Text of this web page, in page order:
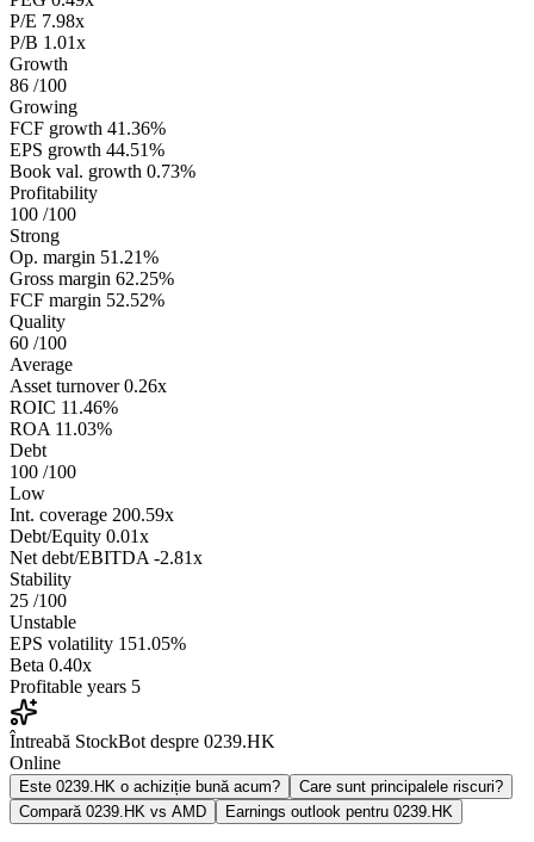
P/E 7.98x
P/B 1.01x
Growth
86 /100
Growing
FCF growth 41.36%
EPS growth 44.51%
Book val. growth 0.73%
Profitability
100 /100
Strong
Op. margin 51.21%
Gross margin 62.25%
FCF margin 52.52%
Quality
60 /100
Average
Asset turnover 0.26x
ROIC 11.46%
ROA 11.03%
Debt
100 /100
Low
Int. coverage 200.59x
Debt/Equity 0.01x
Net debt/EBITDA -2.81x
Stability
25 /100
Unstable
EPS volatility 151.05%
Beta 0.40x
Profitable years 5
Întreabă StockBot despre 0239.HK
Online
Este 0239.HK o achiziție bună acum?
Care sunt principalele riscuri?
Compară 0239.HK vs AMD
Earnings outlook pentru 0239.HK